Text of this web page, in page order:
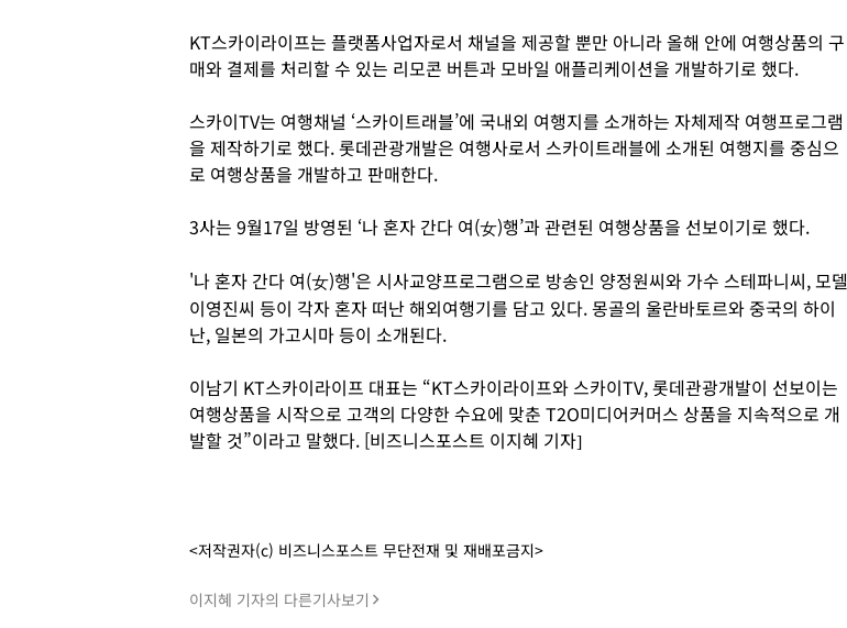
KT스카이라이프는 플랫폼사업자로서 채널을 제공할 뿐만 아니라 올해 안에 여행상품의 구
매와 결제를 처리할 수 있는 리모콘 버튼과 모바일 애플리케이션을 개발하기로 했다.
스카이TV는 여행채널 ‘스카이트래블’에 국내외 여행지를 소개하는 자체제작 여행프로그램
을 제작하기로 했다. 롯데관광개발은 여행사로서 스카이트래블에 소개된 여행지를 중심으
로 여행상품을 개발하고 판매한다.
3사는 9월17일 방영된 ‘나 혼자 간다 여(女)행’과 관련된 여행상품을 선보이기로 했다.
'나 혼자 간다 여(女)행'은 시사교양프로그램으로 방송인 양정원씨와 가수 스테파니씨, 모델
이영진씨 등이 각자 혼자 떠난 해외여행기를 담고 있다. 몽골의 울란바토르와 중국의 하이
난, 일본의 가고시마 등이 소개된다.
이남기 KT스카이라이프 대표는 “KT스카이라이프와 스카이TV, 롯데관광개발이 선보이는
여행상품을 시작으로 고객의 다양한 수요에 맞춘 T2O미디어커머스 상품을 지속적으로 개
발할 것”이라고 말했다. [비즈니스포스트 이지혜 기자]
<저작권자(c) 비즈니스포스트 무단전재 및 재배포금지>
이지혜 기자의 다른기사보기